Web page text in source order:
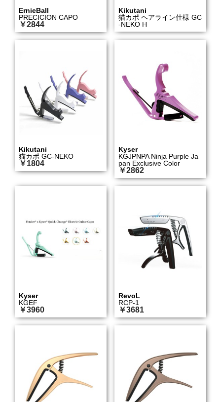
ErnieBall
PRECICION CAPO
￥2844
Kikutani
猫カポ ヘアライン仕様 GC
-NEKO H
Kikutani
猫カポ GC-NEKO
￥1804
Kyser
KGJPNPA Ninja Purple Ja
pan Exclusive Color
￥2862
Kyser
KGEF
￥3960
RevoL
RCP-1
￥3681